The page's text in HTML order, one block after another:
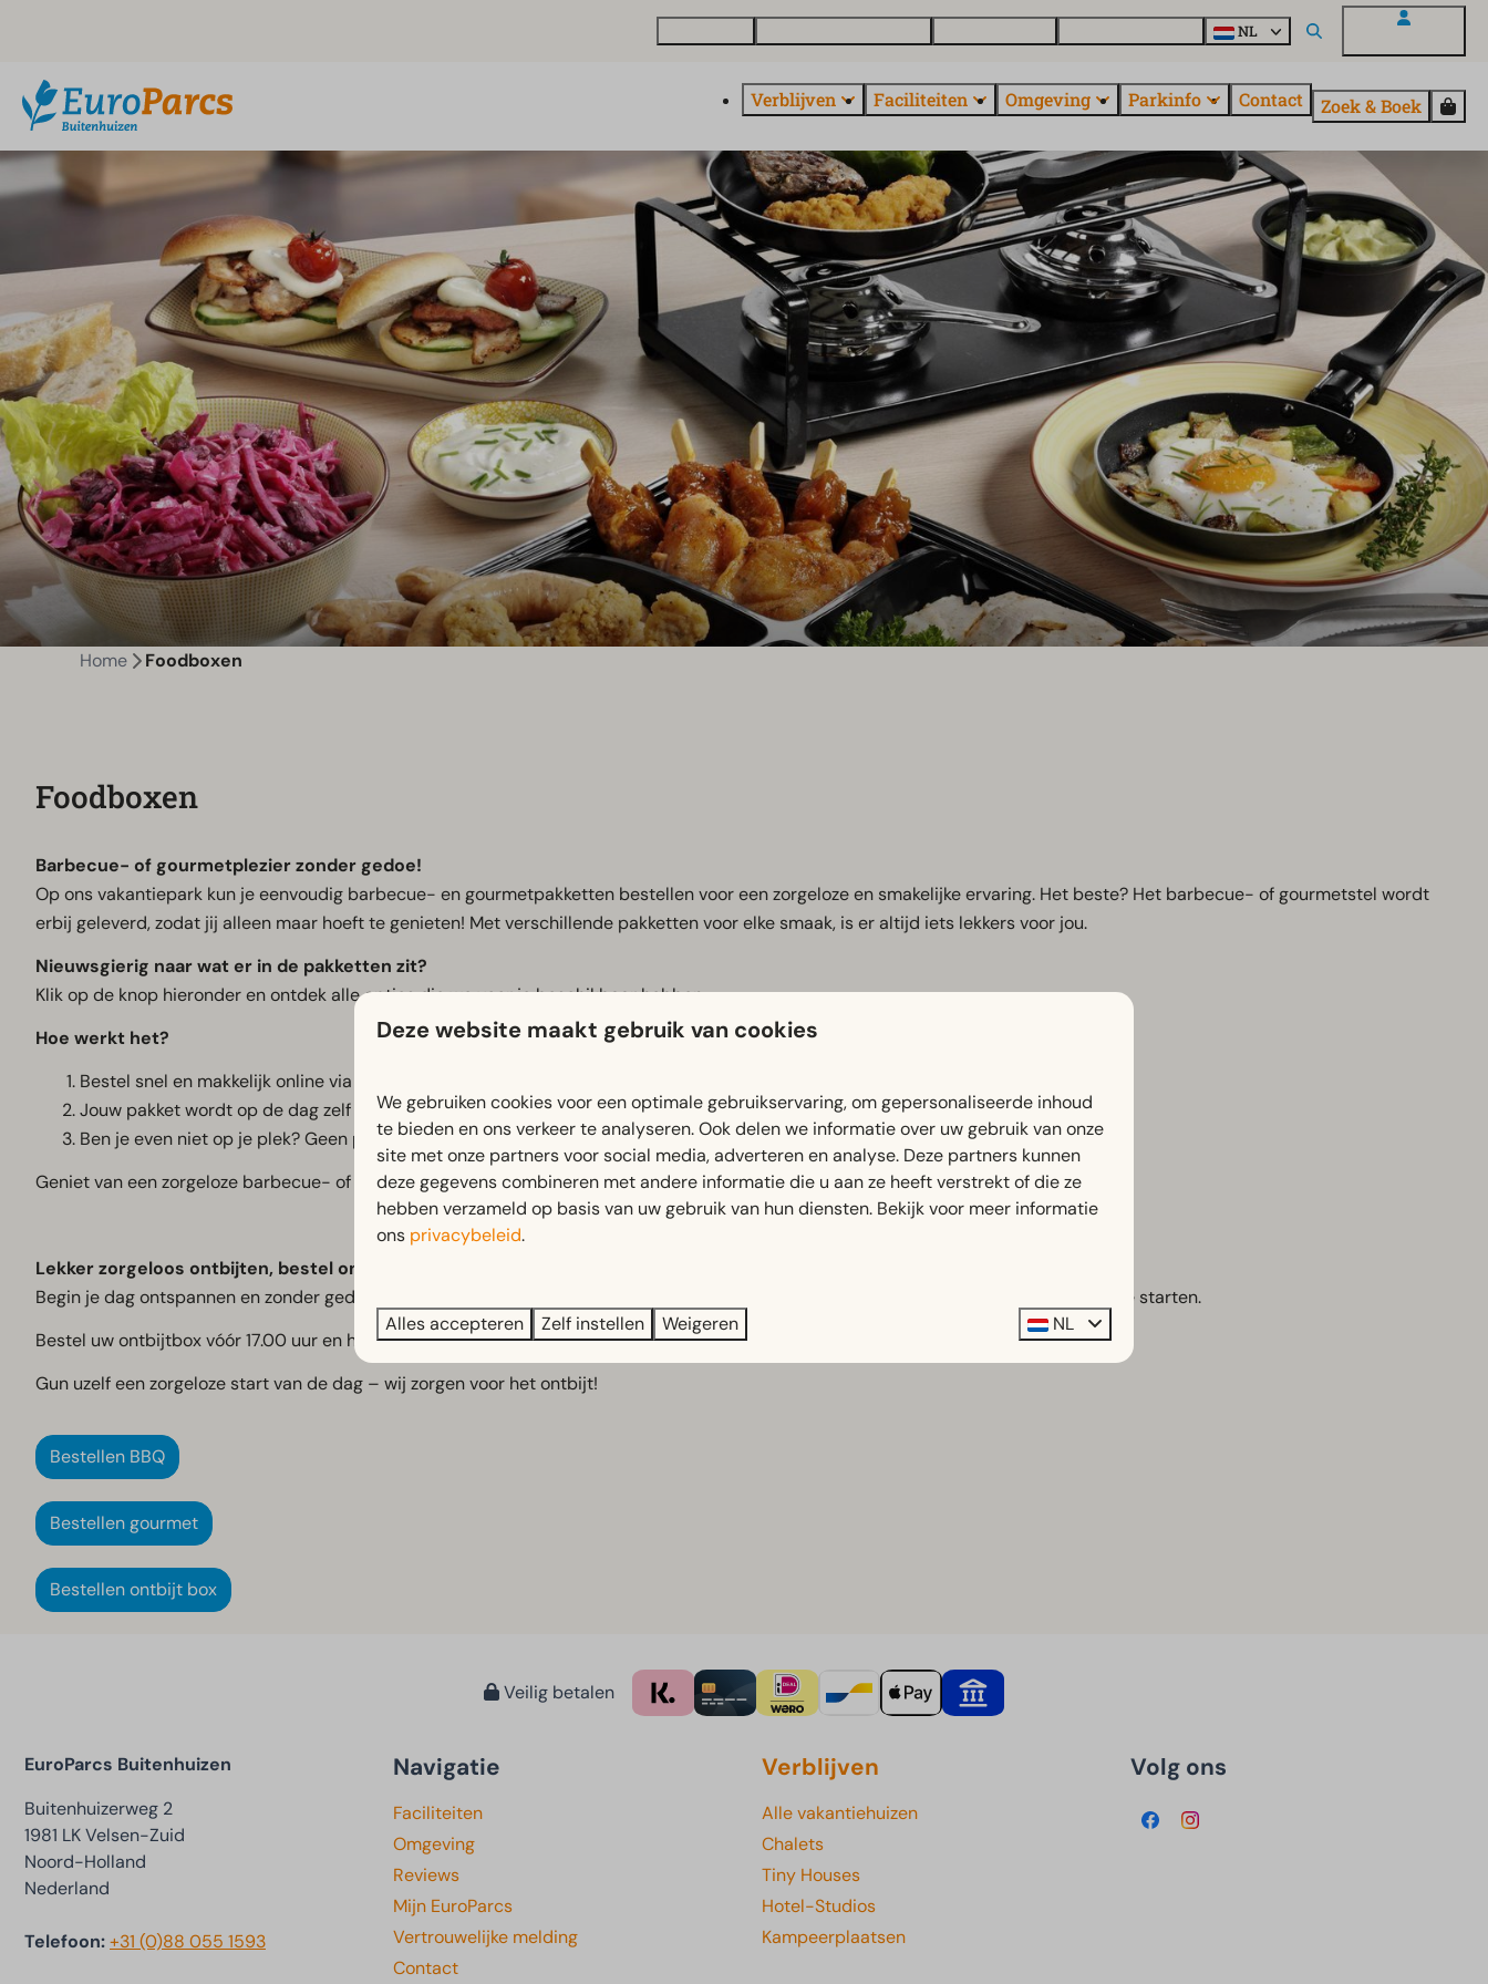
NL
Verblijven Faciliteiten Omgeving Parkinfo Contact Zoek & Boek
Home Foodboxen
Foodboxen
Barbecue- of gourmetplezier zonder gedoe!
Op ons vakantiepark kun je eenvoudig barbecue- en gourmetpakketten bestellen voor een zorgeloze en smakelijke ervaring. Het beste? Het barbecue- of gourmetstel wordt
erbij geleverd, zodat jij alleen maar hoeft te genieten! Met verschillende pakketten voor elke smaak, is er altijd iets lekkers voor jou.
Nieuwsgierig naar wat er in de pakketten zit?
Klik op de knop hieronder en ontdek alle opties die we voor je beschikbaar hebben.
Hoe werkt het?
Bestel snel en makkelijk online via de link hieronder.
Jouw pakket wordt op de dag zelf bij je accommodatie of kampeerplaats bezorgd.
Ben je even niet op je plek? Geen probleem! Haal je pakket gewoon op bij de receptie binnen onze openingstijden.
Geniet van een zorgeloze barbecue- of gourmetavond, direct bij jou op het vakantiepark!
Lekker zorgeloos ontbijten, bestel onze ontbijtbox!
Begin je dag ontspannen en zonder gedoe met onze heerlijke ontbijtbox. Vol met verse en smaakvolle producten om de ochtend goed te starten.
Bestel uw ontbijtbox vóór 17.00 uur en haal deze de volgende ochtend tussen 09.00 en 13.00 uur eenvoudig af bij de receptie.
Gun uzelf een zorgeloze start van de dag – wij zorgen voor het ontbijt!
Bestellen BBQ
Bestellen gourmet
Bestellen ontbijt box
Veilig betalen
EuroParcs Buitenhuizen
Buitenhuizerweg 2
1981 LK Velsen-Zuid
Noord-Holland
Nederland
Telefoon:+31 (0)88 055 1593
Navigatie
Faciliteiten
Omgeving
Reviews
Mijn EuroParcs
Vertrouwelijke melding
Contact
Verblijven
Alle vakantiehuizen
Chalets
Tiny Houses
Hotel-Studios
Kampeerplaatsen
Volg ons
Deze website maakt gebruik van cookies
We gebruiken cookies voor een optimale gebruikservaring, om gepersonaliseerde inhoud
te bieden en ons verkeer te analyseren. Ook delen we informatie over uw gebruik van onze
site met onze partners voor social media, adverteren en analyse. Deze partners kunnen
deze gegevens combineren met andere informatie die u aan ze heeft verstrekt of die ze
hebben verzameld op basis van uw gebruik van hun diensten. Bekijk voor meer informatie
ons privacybeleid.
Alles accepteren Zelf instellen Weigeren NL